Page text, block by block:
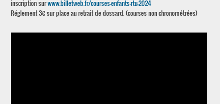
inscription surwww.billetweb.fr/courses-enfants-rtu-2024
Réglement 3€ sur place au retrait de dossard. (courses non chronométrées)